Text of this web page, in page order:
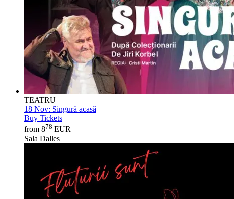
TEATRU
18 Nov: Singură acasă
Buy Tickets
from 878 EUR
Sala Dalles